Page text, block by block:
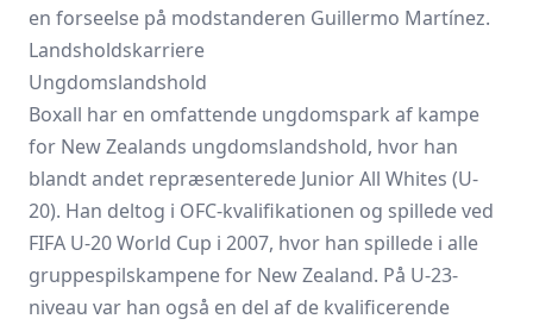
en forseelse på modstanderen Guillermo Martínez.
Landsholdskarriere
Ungdomslandshold
Boxall har en omfattende ungdomspark af kampe
for New Zealands ungdomslandshold, hvor han
blandt andet repræsenterede Junior All Whites (U-
20). Han deltog i OFC-kvalifikationen og spillede ved
FIFA U-20 World Cup i 2007, hvor han spillede i alle
gruppespilskampene for New Zealand. På U-23-
niveau var han også en del af de kvalificerende